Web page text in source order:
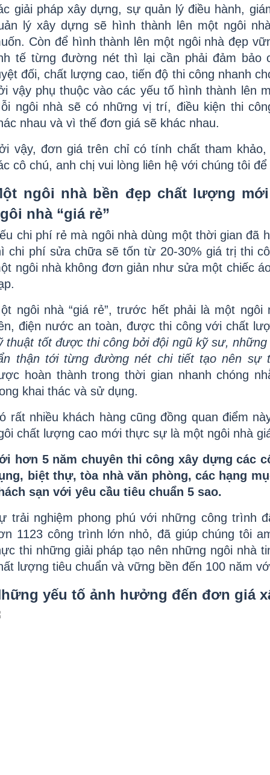
giải pháp xây dựng, sự quản lý điều hành,
lý xây dựng sẽ hình thành lên một ngôi
Còn để hình thành lên một ngôi nhà đẹp
tế từng đường nét thì lại cần phải đảm bảo
đối, chất lượng cao, tiến độ thi công nhanh
vậy phụ thuộc vào các yếu tố hình thành lên
ngôi nhà sẽ có những vị trí, điều kiện thi
nhau và vì thế đơn giá sẽ khác nhau.
vậy, đơn giá trên chỉ có tính chất tham
cô chú, anh chị vui lòng liên hệ với chúng tôi
ngôi nhà bền đẹp chất lượng
nhà “giá rẻ”
chi phí rẻ mà ngôi nhà dùng một thời gian đã
chi phí sửa chữa sẽ tốn từ 20-30% giá trị thi
ngôi nhà không đơn giản như sửa một chiếc
ngôi nhà “giá rẻ”, trước hết phải là một ngôi
điện nước an toàn, được thi công với chất
thuật tốt được thi công bởi đội ngũ kỹ sư,
thận tới từng đường nét chi tiết tạo nên sự
hoàn thành trong thời gian nhanh chóng
khai thác và sử dụng.
rất nhiều khách hàng cũng đồng quan điểm
chất lượng cao mới thực sự là một ngôi nhà
hơn 5 năm chuyên thi công xây dựng các
biệt thự, tòa nhà văn phòng, các hạng
sạn với yêu cầu tiêu chuẩn 5 sao.
trải nghiệm phong phú với những công trình
1123 công trình lớn nhỏ, đã giúp chúng tôi
thi những giải pháp tạo nên những ngôi nhà
lượng tiêu chuẩn và vững bền đến 100 năm
yếu tố ảnh hưởng đến đơn giá